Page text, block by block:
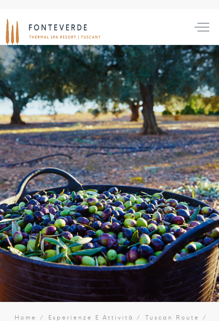
Home Esperienze E Attività
Tuscan Route